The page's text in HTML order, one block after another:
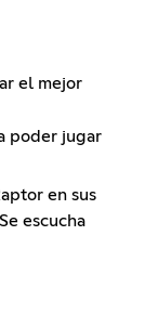
el mejor
poder jugar
en sus
escucha